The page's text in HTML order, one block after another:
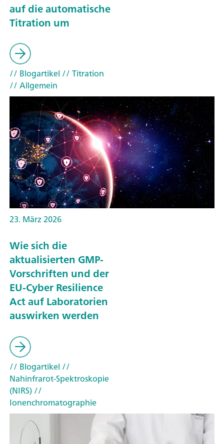
auf die automatische
Titration um
// Blogartikel // Titration
// Allgemein
23. März 2026
Wie sich die
aktualisierten GMP-
Vorschriften und der
EU-Cyber Resilience
Act auf Laboratorien
auswirken werden
// Blogartikel //
Nahinfrarot-Spektroskopie
(NIRS)//
Ionenchromatographie